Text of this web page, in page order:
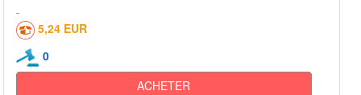
5,24 EUR
0
ACHETER